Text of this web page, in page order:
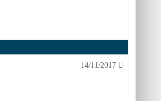
14/11/2017